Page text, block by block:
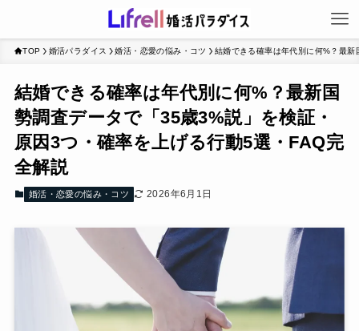
TOP 婚活パラダイス 婚活・恋愛の悩み・コツ 結婚できる確率は年代別に何%？最
結婚できる確率は年代別に何%？最新国
勢調査データで「35歳3%説」を検証・
原因3つ・確率を上げる行動5選・FAQ完
全解説
婚活・恋愛の悩み・コツ 2026年6月1日